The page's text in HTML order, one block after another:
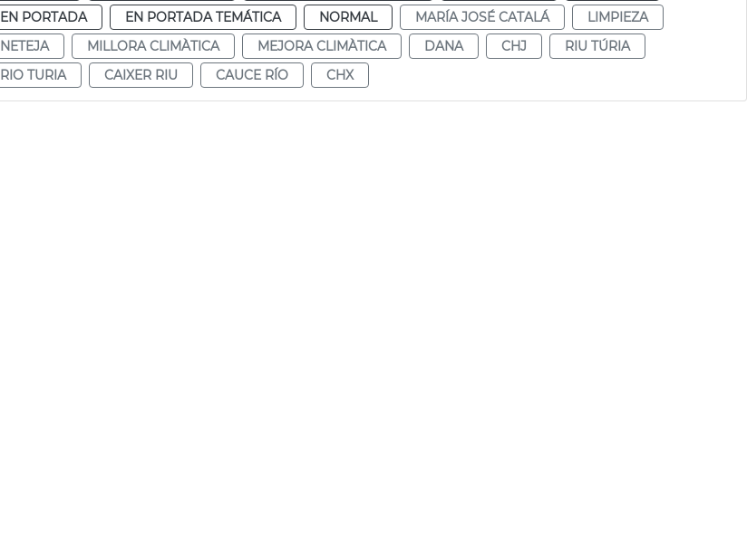
EN PORTADA
EN PORTADA TEMÁTICA NORMAL MARÍA JOSÉ CATALÁ
LIMPIEZA
NETEJA
MILLORA CLIMÀTICA MEJORA CLIMÀTICA DANA CHJ
RIU TÚRIA
RIO TURIA
CAIXER RIU CAUCE RÍO CHX